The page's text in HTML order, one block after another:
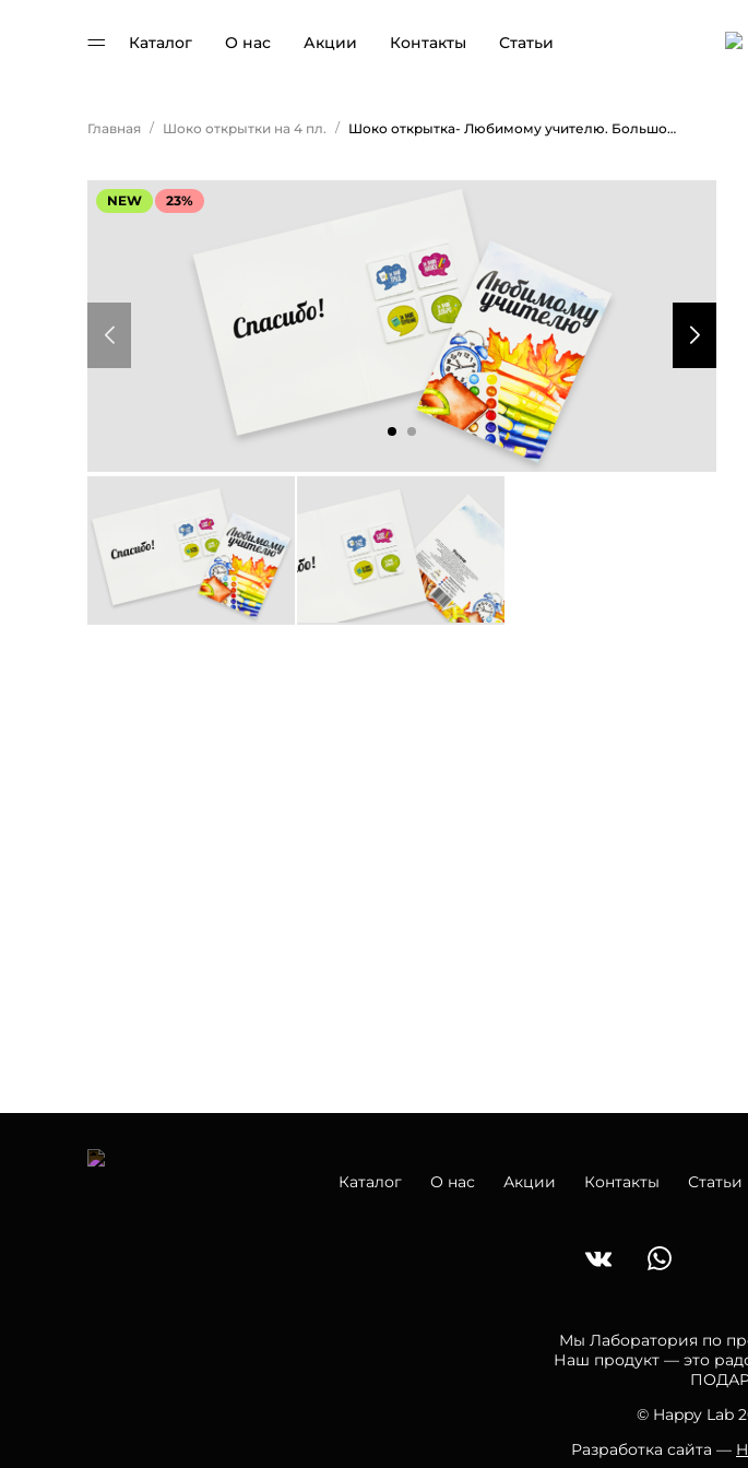
Каталог О нас Акции Контакты Статьи
Главная / Шоко открытки на 4 пл. / Шоко открытка- Любимому учителю. Большое спасибо!
NEW 23%
Каталог О нас Акции Контакты Статьи
Мы Лаборатория по
Наш продукт — это
© Happy Lab
Разработка сайта —